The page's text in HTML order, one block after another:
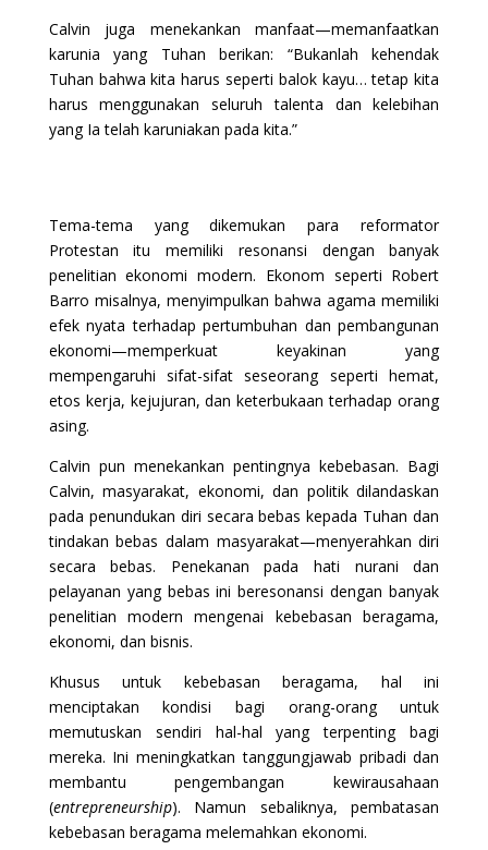
Calvin juga menekankan manfaat—memanfaatkan
karunia yang Tuhan berikan: “Bukanlah kehendak
Tuhan bahwa kita harus seperti balok kayu… tetap kita
harus menggunakan seluruh talenta dan kelebihan
yang Ia telah karuniakan pada kita.”
Tema-tema yang dikemukan para reformator
Protestan itu memiliki resonansi dengan banyak
penelitian ekonomi modern. Ekonom seperti Robert
Barro misalnya, menyimpulkan bahwa agama memiliki
efek nyata terhadap pertumbuhan dan pembangunan
ekonomi—memperkuat keyakinan yang
mempengaruhi sifat-sifat seseorang seperti hemat,
etos kerja, kejujuran, dan keterbukaan terhadap orang
asing.
Calvin pun menekankan pentingnya kebebasan. Bagi
Calvin, masyarakat, ekonomi, dan politik dilandaskan
pada penundukan diri secara bebas kepada Tuhan dan
tindakan bebas dalam masyarakat—menyerahkan diri
secara bebas. Penekanan pada hati nurani dan
pelayanan yang bebas ini beresonansi dengan banyak
penelitian modern mengenai kebebasan beragama,
ekonomi, dan bisnis.
Khusus untuk kebebasan beragama, hal ini
menciptakan kondisi bagi orang-orang untuk
memutuskan sendiri hal-hal yang terpenting bagi
mereka. Ini meningkatkan tanggungjawab pribadi dan
membantu pengembangan kewirausahaan
(entrepreneurship). Namun sebaliknya, pembatasan
kebebasan beragama melemahkan ekonomi.